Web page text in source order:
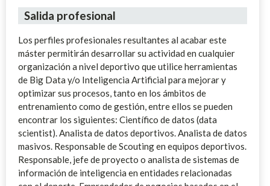
Salida profesional
Los perfiles profesionales resultantes al acabar este
máster permitirán desarrollar su actividad en cualquier
organización a nivel deportivo que utilice herramientas
de Big Data y/o Inteligencia Artificial para mejorar y
optimizar sus procesos, tanto en los ámbitos de
entrenamiento como de gestión, entre ellos se pueden
encontrar los siguientes: Científico de datos (data
scientist). Analista de datos deportivos. Analista de datos
masivos. Responsable de Scouting en equipos deportivos.
Responsable, jefe de proyecto o analista de sistemas de
información de inteligencia en entidades relacionadas